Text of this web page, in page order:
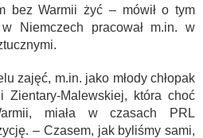
bez Warmii żyć – mówił o tym
Niemczech pracował m.in. w
zajęć, m.in. jako młody chłopak
Zientary-Malewskiej, która choć
miała w czasach PRL
– Czasem, jak byliśmy sami,